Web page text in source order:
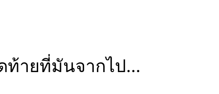
ท้ายที่มันจากไป…